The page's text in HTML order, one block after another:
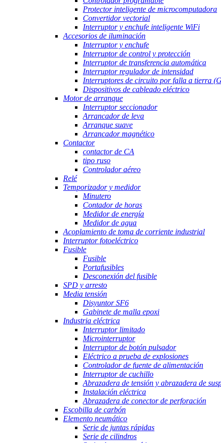
Protector inteligente de microcomputadora
Convertidor vectorial
Interruptor y enchufe inteligente WiFi
Accesorios de iluminación
Interruptor y enchufe
Interruptor de control y protección
Interruptor de transferencia automática
Interruptor regulador de intensidad
Interruptores de circuito por falla a tierra
Dispositivos de cableado eléctrico
Motor de arranque
Interruptor seccionador
Arrancador de leva
Arranque suave
Arrancador magnético
Contactor
contactor de CA
tipo ruso
Controlador aéreo
Relé
Temporizador y medidor
Minutero
Contador de horas
Medidor de energía
Medidor de agua
Acoplamiento de toma de corriente industrial
Interruptor fotoeléctrico
Fusible
Fusible
Portafusibles
Desconexión del fusible
SPD y arresto
Media tensión
Disyuntor SF6
Gabinete de malla epoxi
Industria eléctrica
Interruptor limitado
Microinterruptor
Interruptor de botón pulsador
Eléctrico a prueba de explosiones
Controlador de fuente de alimentación
Interruptor de cuchillo
Abrazadera de tensión y abrazadera de
Instalación eléctrica
Abrazadera de conector de perforación
Escobilla de carbón
Elemento neumático
Serie de juntas rápidas
Serie de cilindros